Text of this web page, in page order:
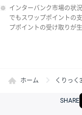
※ インターバンク市場の状
でもスワップポイントの
プポイントの受け取りが
ホーム くりっく
SHARE